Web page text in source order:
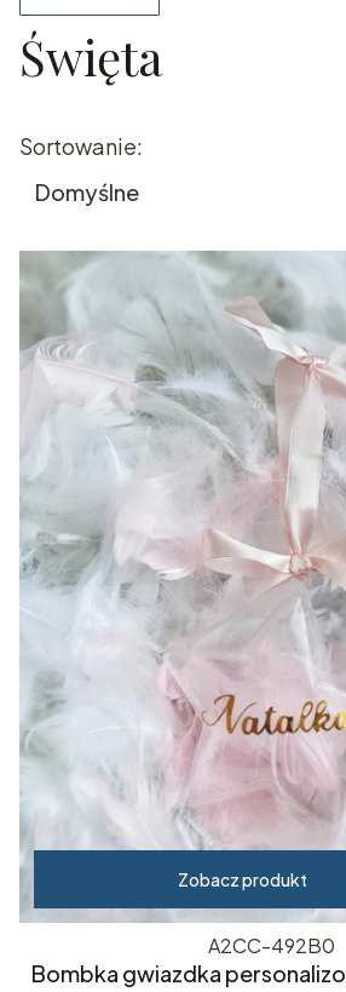
Koniec filtrów
Święta
Lista produktów
Sortowanie:
Domyślne
Zobacz produkt
A2CC-492B0
Bombka gwiazdka